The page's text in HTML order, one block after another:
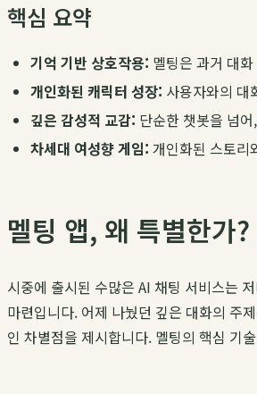
핵심 요약
기억 기반 상호작용: 멜팅은 과거 대
개인화된 캐릭터 성장: 사용자와의 대
깊은 감성적 교감: 단순한 챗봇을 넘
차세대 여성향 게임: 개인화된 스토리
멜팅 앱, 왜 특별한가
시중에 출시된 수많은 AI 채팅 서비스는
마련입니다. 어제 나눴던 깊은 대화의 주
인 차별점을 제시합니다. 멜팅의 핵심